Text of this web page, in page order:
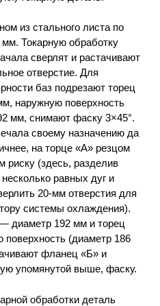
из стального листа по
Токарную обработку
сверлят и растачивают
отверстие. Для
баз подрезают торец
наружную поверхность
мм, снимают фаску 3×45°.
своему назначению да
на торце «А» резцом
риску (здесь, разделив
равных дуг и
20-мм отверстия для
системы охлаждения).
диаметр 192 мм и торец
(диаметр 186
фланец «Б» и
упомянутой выше, фаску.
обработки деталь